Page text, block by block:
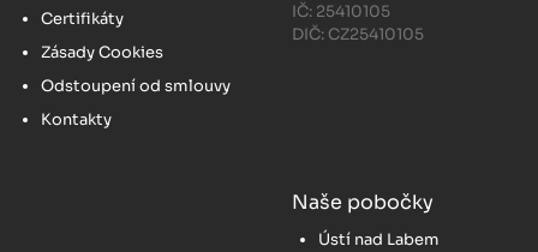
Certifikáty
Zásady Cookies
Odstoupení od smlouvy
Kontakty
IČ: 25410105
DIČ: CZ25410105
Naše pobočky
Ústí nad Labem